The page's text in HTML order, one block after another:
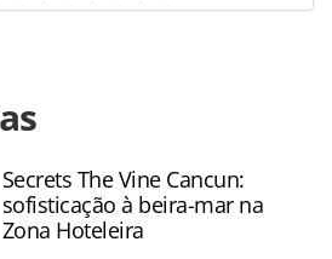
100xbrasil/infraestrutura/
2025-gol-e-azul-ja-demonstram-
as ferramentas oferecidas na
produzido pela PANROTAS
legislação brasileira sobre direito
o conteúdo sem autorização da
Secrets The Vine Cancun:
sofisticação à beira-mar na
Zona Hoteleira